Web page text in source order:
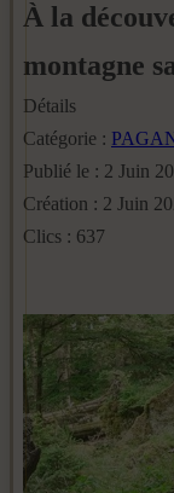
À la
montagne
Détails
Catégorie :
Publié le : 2 Juin
Création : 2 Juin
Clics : 637